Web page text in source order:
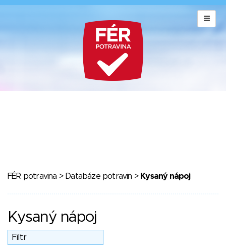
FÉR potravina > Databáze potravin > Kysaný nápoj
Kysaný nápoj